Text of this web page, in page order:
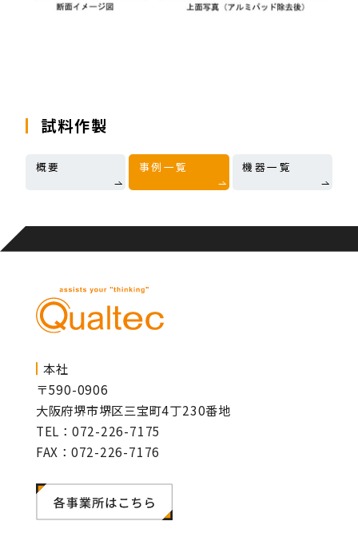
試料作製
概要 事例一覧 機器一覧
本社
〒590-0906
大阪府堺市堺区三宝町4丁230番地
TEL：072-226-7175
FAX：072-226-7176